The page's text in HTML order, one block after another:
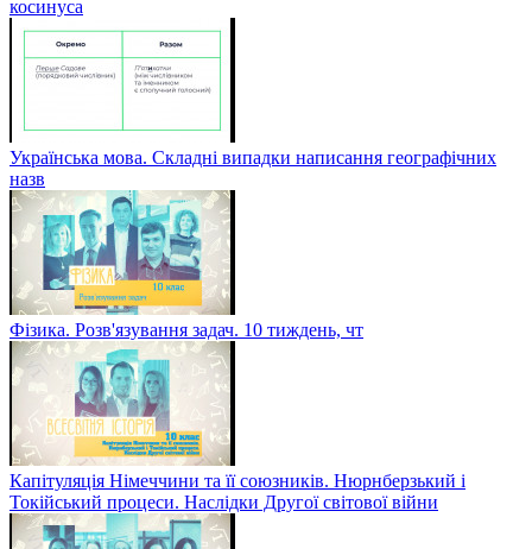
косинуса
Українська мова. Складні випадки написання географічних
назв
Фізика. Розв'язування задач. 10 тиждень, чт
Капітуляція Німеччини та її союзників. Нюрнберзький і
Токійський процеси. Наслідки Другої світової війни